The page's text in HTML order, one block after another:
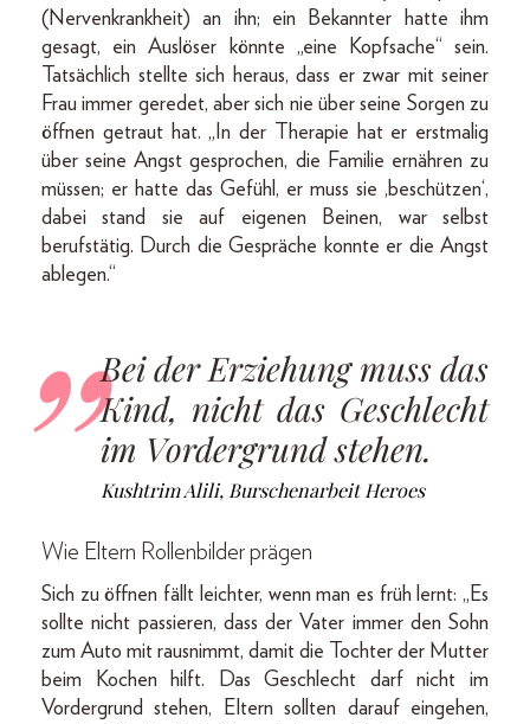
(Nervenkrankheit) an ihn; ein Bekannter hatte ihm
gesagt, ein Auslöser könnte „eine Kopfsache“ sein.
Tatsächlich stellte sich heraus, dass er zwar mit seiner
Frau immer geredet, aber sich nie über seine Sorgen zu
öffnen getraut hat. „In der Therapie hat er erstmalig
über seine Angst gesprochen, die Familie ernähren zu
müssen; er hatte das Gefühl, er muss sie ,beschützen‘,
dabei stand sie auf eigenen Beinen, war selbst
berufstätig. Durch die Gespräche konnte er die Angst
ablegen.“
Bei der Erziehung muss das
Kind, nicht das Geschlecht
im Vordergrund stehen.
Kushtrim Alili, Burschenarbeit Heroes
Wie Eltern Rollenbilder prägen
Sich zu öffnen fällt leichter, wenn man es früh lernt: „Es
sollte nicht passieren, dass der Vater immer den Sohn
zum Auto mit rausnimmt, damit die Tochter der Mutter
beim Kochen hilft. Das Geschlecht darf nicht im
Vordergrund stehen, Eltern sollten darauf eingehen,